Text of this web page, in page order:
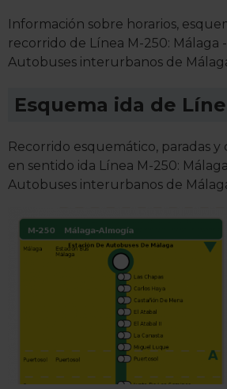
Información sobre horarios,
recorrido de Línea M-250: Málaga
Autobuses interurbanos de
Esquema ida de
Recorrido esquemático, paradas
en sentido ida Línea M-250:
Autobuses interurbanos de